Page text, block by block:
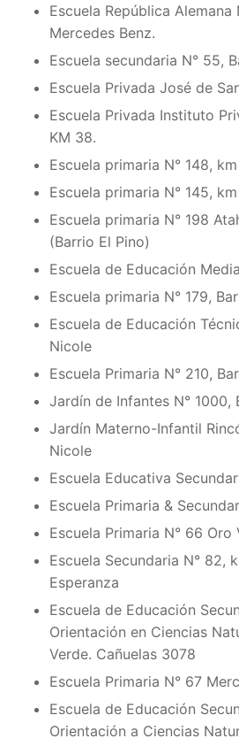
Escuela República Alemana
Mercedes Benz.
Escuela secundaria N° 55,
Escuela Privada José de
Escuela Privada Instituto
KM 38.
Escuela primaria N° 148,
Escuela primaria N° 145, km
Escuela primaria N° 198
(Barrio El Pino)
Escuela de Educación
Escuela primaria N° 179,
Escuela de Educación
Nicole
Escuela Primaria N° 210,
Jardín de Infantes N° 1000,
Jardín Materno-Infantil
Nicole
Escuela Educativa
Escuela Primaria &
Escuela Primaria N° 66 Oro
Escuela Secundaria N° 82,
Esperanza
Escuela de Educación
Orientación en Ciencias
Verde. Cañuelas 3078
Escuela Primaria N° 67
Escuela de Educación
Orientación a Ciencias